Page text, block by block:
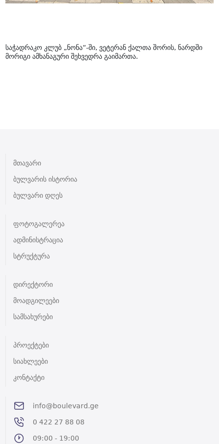
საჭადრაკო კლუბ „ნონა“-ში, ვეტერან ქალთა შორის, ნარდში
მორიგი ამხანაგური შეხვედრა გაიმართა.
მთავარი
ბულვარის ისტორია
ბულვარი დღეს
ფოტოგალერეა
ადმინისტრაცია
სტრუქტურა
დირექტორი
მოადგილეები
სამსახურები
პროექტები
სიახლეები
კონტაქტი
info@boulevard.ge
0 422 27 88 08
09:00 - 19:00